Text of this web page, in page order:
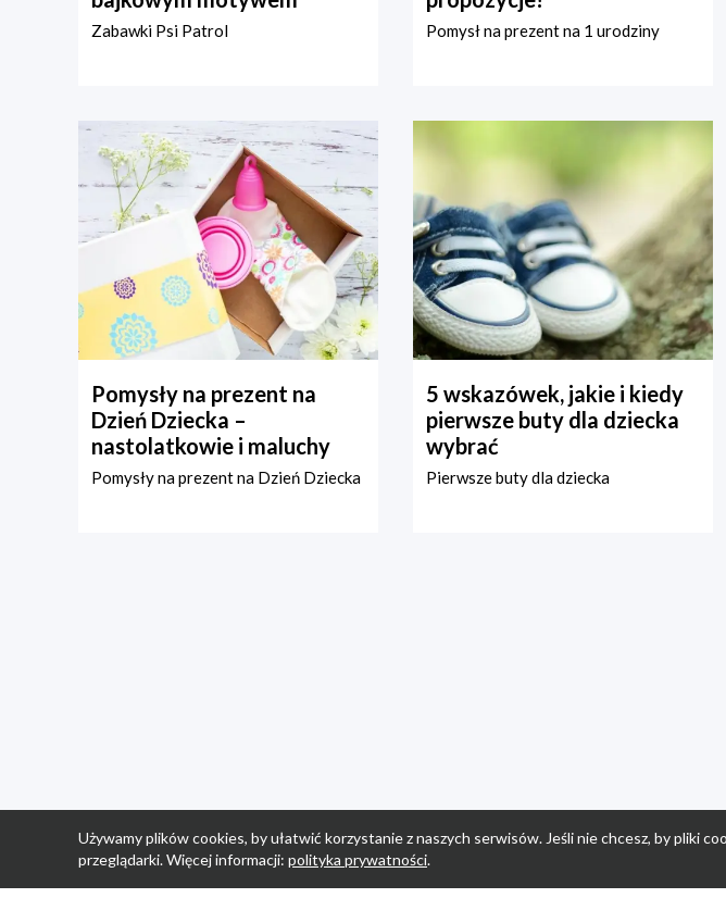
Zabawki Psi Patrol Pomysł na prezent na 1 urodziny
Pomysły na prezent na
Dzień Dziecka –
nastolatkowie i maluchy
Pomysły na prezent na Dzień Dziecka
5 wskazówek, jakie i kiedy
pierwsze buty dla dziecka
wybrać
Pierwsze buty dla dziecka
Używamy plików cookies, by ułatwić korzystanie z naszych serwisów. Jeśli nie chcesz, by pliki
przeglądarki. Więcej informacji: polityka prywatności.